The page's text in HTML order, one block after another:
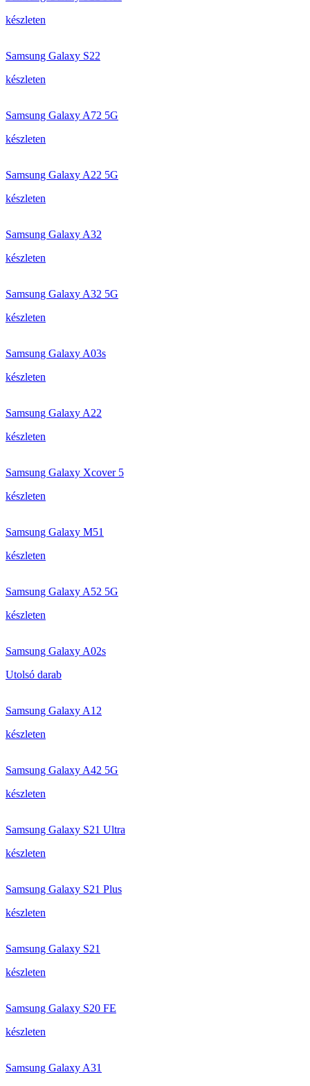
készleten
Samsung Galaxy S22
készleten
Samsung Galaxy A72 5G
készleten
Samsung Galaxy A22 5G
készleten
Samsung Galaxy A32
készleten
Samsung Galaxy A32 5G
készleten
Samsung Galaxy A03s
készleten
Samsung Galaxy A22
készleten
Samsung Galaxy Xcover 5
készleten
Samsung Galaxy M51
készleten
Samsung Galaxy A52 5G
készleten
Samsung Galaxy A02s
Utolsó darab
Samsung Galaxy A12
készleten
Samsung Galaxy A42 5G
készleten
Samsung Galaxy S21 Ultra
készleten
Samsung Galaxy S21 Plus
készleten
Samsung Galaxy S21
készleten
Samsung Galaxy S20 FE
készleten
Samsung Galaxy A31